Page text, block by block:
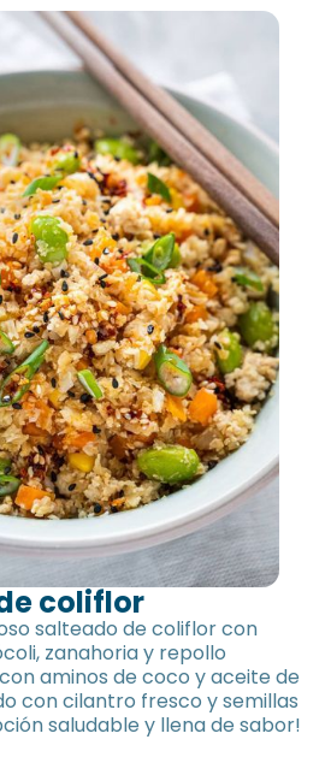
coliflor
salteado de coliflor con
zanahoria y repollo
aminos de coco y aceite de
con cilantro fresco y semillas
saludable y llena de sabor!